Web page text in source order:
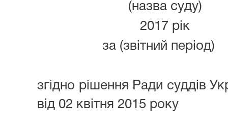
(назва суду)
2017 рік
за (звітний період)
згідно рішення Ради суддів
від 02 квітня 2015 року